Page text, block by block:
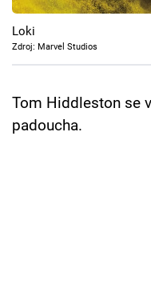
Pořady
TV Program
Loki
Zdroj: Marvel Studios
Tom Hiddleston se
padoucha.